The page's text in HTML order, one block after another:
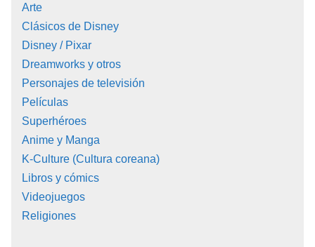
Arte
Clásicos de Disney
Disney / Pixar
Dreamworks y otros
Personajes de televisión
Películas
Superhéroes
Anime y Manga
K-Culture (Cultura coreana)
Libros y cómics
Videojuegos
Religiones